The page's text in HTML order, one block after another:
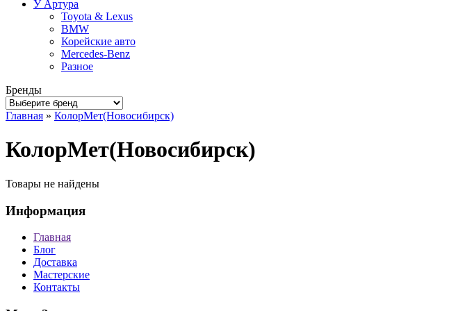
У Артура
Toyota & Lexus
BMW
Корейские авто
Mercedes-Benz
Разное
Бренды
Главная » КолорМет(Новосибирск)
КолорМет(Новосибирск)
Товары не найдены
Информация
Главная
Блог
Доставка
Мастерские
Контакты